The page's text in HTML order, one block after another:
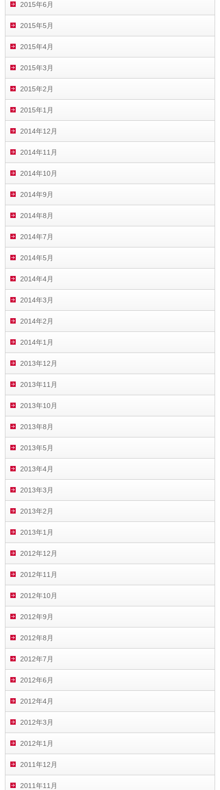
2015年6月
2015年5月
2015年4月
2015年3月
2015年2月
2015年1月
2014年12月
2014年11月
2014年10月
2014年9月
2014年8月
2014年7月
2014年5月
2014年4月
2014年3月
2014年2月
2014年1月
2013年12月
2013年11月
2013年10月
2013年8月
2013年5月
2013年4月
2013年3月
2013年2月
2013年1月
2012年12月
2012年11月
2012年10月
2012年9月
2012年8月
2012年7月
2012年6月
2012年4月
2012年3月
2012年1月
2011年12月
2011年11月